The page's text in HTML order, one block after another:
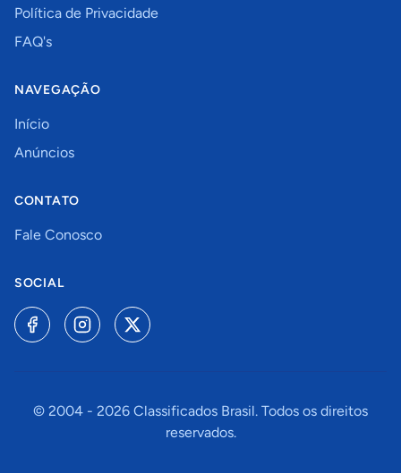
Política de Privacidade
FAQ's
NAVEGAÇÃO
Início
Anúncios
CONTATO
Fale Conosco
SOCIAL
© 2004 - 2026 Classificados Brasil. Todos os direitos
reservados.